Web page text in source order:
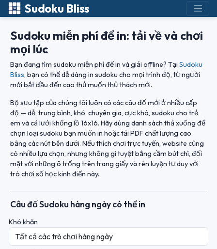
Sudoku Bliss
Sudoku miễn phí để in: tải về và chơi
mọi lúc
Bạn đang tìm sudoku miễn phí để in và giải offline? Tại Sudoku
Bliss, bạn có thể dễ dàng in sudoku cho mọi trình độ, từ người
mới bắt đầu đến cao thủ muốn thử thách mới.
Bộ sưu tập của chúng tôi luôn có các câu đố mới ở nhiều cấp
độ — dễ, trung bình, khó, chuyên gia, cực khó, sudoku cho trẻ
em và cả lưới khổng lồ 16x16. Hãy dùng danh sách thả xuống để
chọn loại sudoku bạn muốn in hoặc tải PDF chất lượng cao
bằng các nút bên dưới. Nếu thích chơi trực tuyến, website cũng
có nhiều lựa chọn, nhưng không gì tuyệt bằng cầm bút chì, đối
mặt với những ô trống trên trang giấy và rèn luyện tư duy với
trò chơi số học kinh điển này.
Câu đố Sudoku hàng ngày có thể in
Khó khăn